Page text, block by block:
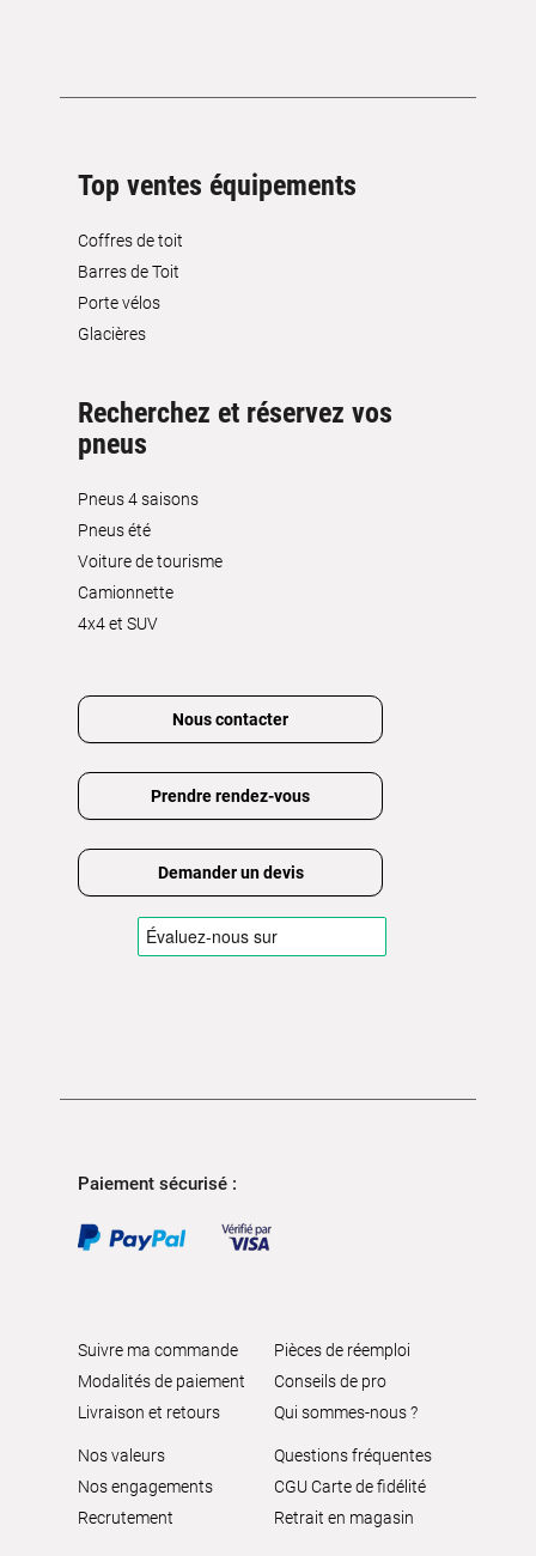
Top ventes équipements
Coffres de toit
Barres de Toit
Porte vélos
Glacières
Recherchez et réservez vos
pneus
Pneus 4 saisons
Pneus été
Voiture de tourisme
Camionnette
4x4 et SUV
Nous contacter
Prendre rendez-vous
Demander un devis
Paiement sécurisé :
Suivre ma commande
Modalités de paiement
Livraison et retours
Pièces de réemploi
Conseils de pro
Qui sommes-nous ?
Nos valeurs
Nos engagements
Recrutement
Questions fréquentes
CGU Carte de fidélité
Retrait en magasin